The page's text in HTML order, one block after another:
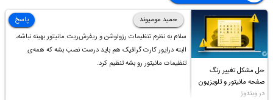
حل مشکل تغییر رنگ
صفحه مانیتور و تلویزیون
در ویندوز
حمید مومیوند
سلام به نظرم تنظیمات رزولوشن و ریفرش‌ریت مانیتور بهینه نباشه،
البته درایور کارت گرافیک هم باید درست نصب بشه که همه‌ی
تنظیمات مانیتور رو بشه تنظیم کرد.
پاسخ